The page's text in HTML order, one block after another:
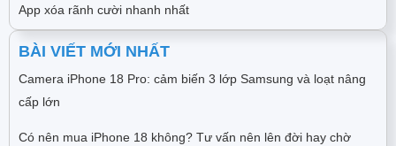
App xóa rãnh cười nhanh nhất
BÀI VIẾT MỚI NHẤT
Camera iPhone 18 Pro: cảm biến 3 lớp Samsung và loạt nâng
cấp lớn
Có nên mua iPhone 18 không? Tư vấn nên lên đời hay chờ